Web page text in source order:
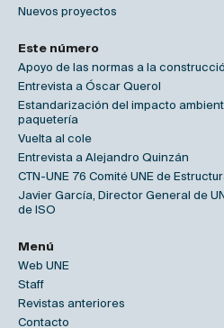
Nuevos proyectos
Este número
Apoyo de las normas a la
Entrevista a Óscar Querol
Estandarización del impacto
paquetería
Vuelta al cole
Entrevista a Alejandro Quinzán
CTN-UNE 76 Comité UNE de
Javier García, Director General de
de ISO
Menú
Web UNE
Staff
Revistas anteriores
Contacto